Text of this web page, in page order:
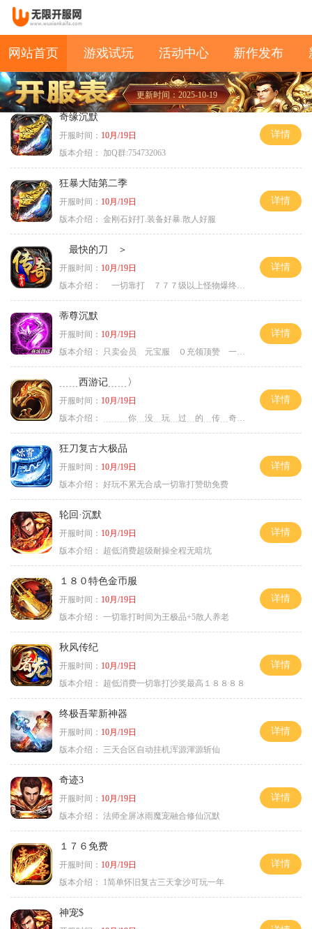
网站首页 游戏试玩 活动中心 新作发布
更新时间：2025-10-19
奇缘沉默
开服时间： 10月/19日
版本介绍：
加Q群:754732063
详情
狂暴大陆第二季
开服时间： 10月/19日
版本介绍： 金刚石好打.装备好暴.散人好服
详情
最快的刀 ＞
开服时间： 10月/19日
版本介绍：
一切靠打 ７７７级以上怪物爆终极 ＞
详情
蒂尊沉默
开服时间： 10月/19日
版本介绍：
只卖会员 元宝服 ０充领顶赞 一切靠打
详情
﹍﹍西游记﹍﹍〉
开服时间： 10月/19日
版本介绍：
﹍﹍﹍你﹍没﹍玩﹍过﹍的﹍传﹍奇﹍﹍﹍〉
详情
狂刀复古大极品
开服时间： 10月/19日
版本介绍： 好玩不累无合成一切靠打赞助免费
详情
轮回·沉默
开服时间： 10月/19日
版本介绍：
超低消费超级耐操全程无暗坑
详情
１８０特色金币服
开服时间： 10月/19日
版本介绍： 一切靠打时间为王极品+5散人养老
详情
秋风传纪
开服时间： 10月/19日
版本介绍：
超低消费一切靠打沙奖最高１８８８８
详情
终极吾辈新神器
开服时间： 10月/19日
版本介绍：
三天合区自动挂机浑源渾源斩仙
详情
奇迹3
开服时间： 10月/19日
版本介绍： 法师全屏冰雨魔宠融合修仙沉默
详情
１７６免费
开服时间： 10月/19日
版本介绍：
1简单怀旧复古三天拿沙可玩一年
详情
神宠$